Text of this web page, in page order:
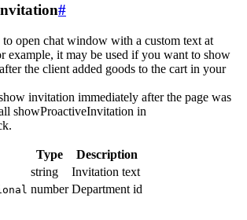
#
to open chat window with a custom text at
example, it may be used if you want to show
the client added goods to the cart in your
invitation immediately after the page was
showProactiveInvitation in
Type
Description
string
Invitation text
number Department id